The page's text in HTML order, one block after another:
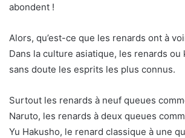
abondent !
Alors, qu’est-ce que les renards ont à
Dans la culture asiatique, les renards ou
sans doute les esprits les plus connus.
Surtout les renards à neuf queues
Naruto, les renards à deux queues
Yu Hakusho, le renard classique à une